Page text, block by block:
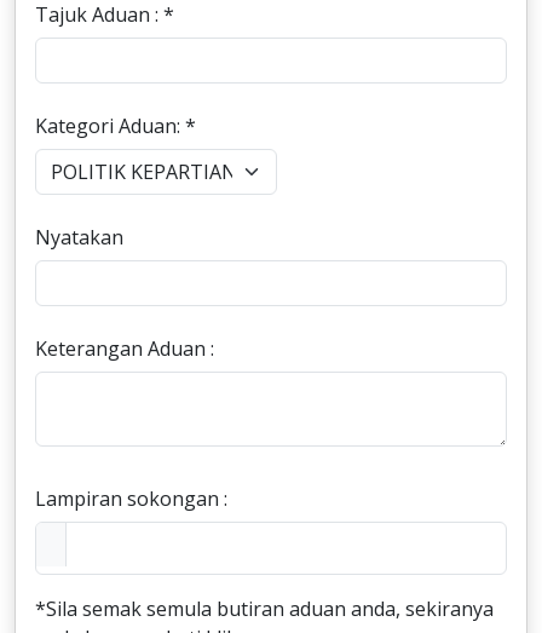
Tajuk Aduan : *
Kategori Aduan: *
Nyatakan
Keterangan Aduan :
Lampiran sokongan :
*Sila semak semula butiran aduan anda, sekiranya